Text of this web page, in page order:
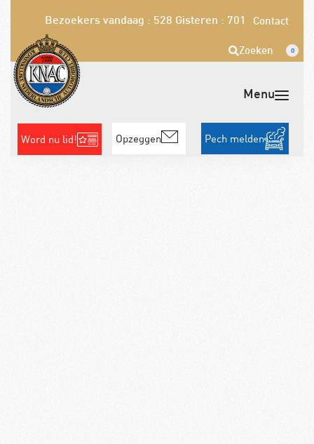
Bezoekers vandaag : 528 Gisteren : 701 Contact
Zoeken 0
Word nu lid! Opzeggen Pech melden